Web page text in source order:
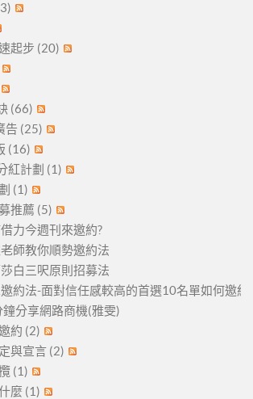
起步 (20)
(66)
告 (25)
(16)
紅計劃 (1)
(1)
推薦 (5)
力今週刊來邀約?
師教你順勢邀約法
白三呎原則招募法
約法-面對信任感較高的首選10名單如何邀約?
鐘分享網路商機(雅雯)
約 (2)
與宣言 (2)
(1)
麼 (1)